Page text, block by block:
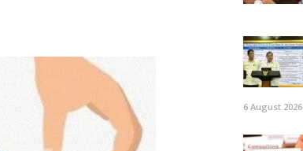
6 August 2026